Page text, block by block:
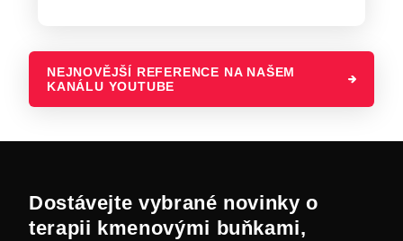
NEJNOVĚJŠÍ REFERENCE NA NAŠEM
KANÁLU YOUTUBE
Dostávejte vybrané novinky o
terapii kmenovými buňkami,